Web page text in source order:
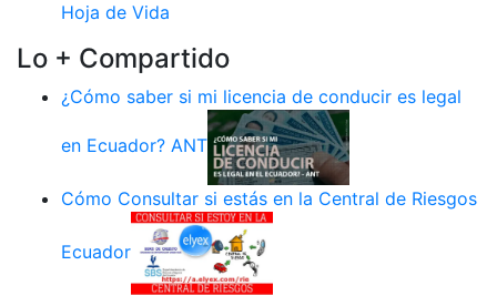
Hoja de Vida
Lo + Compartido
¿Cómo saber si mi licencia de conducir es legal
en Ecuador? ANT
Cómo Consultar si estás en la Central de Riesgos
Ecuador